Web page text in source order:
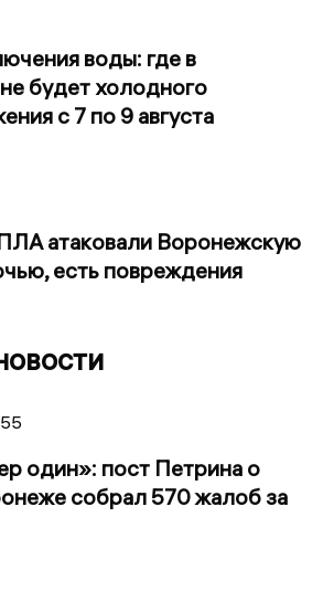
воды: где в
будет холодного
с 7 по 9 августа
атаковали Воронежскую
есть повреждения
один»: пост Петрина о
собрал 570 жалоб за